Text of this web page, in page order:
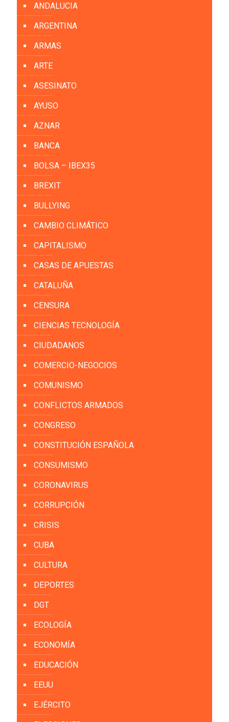
ANDALUCIA
ARGENTINA
ARMAS
ARTE
ASESINATO
AYUSO
AZNAR
BANCA
BOLSA – IBEX35
BREXIT
BULLYING
CAMBIO CLIMÁTICO
CAPITALISMO
CASAS DE APUESTAS
CATALUÑA
CENSURA
CIENCIAS TECNOLOGÍA
CIUDADANOS
COMERCIO-NEGOCIOS
COMUNISMO
CONFLICTOS ARMADOS
CONGRESO
CONSTITUCIÓN ESPAÑOLA
CONSUMISMO
CORONAVIRUS
CORRUPCIÓN
CRISIS
CUBA
CULTURA
DEPORTES
DGT
ECOLOGÍA
ECONOMÍA
EDUCACIÓN
EEUU
EJÉRCITO